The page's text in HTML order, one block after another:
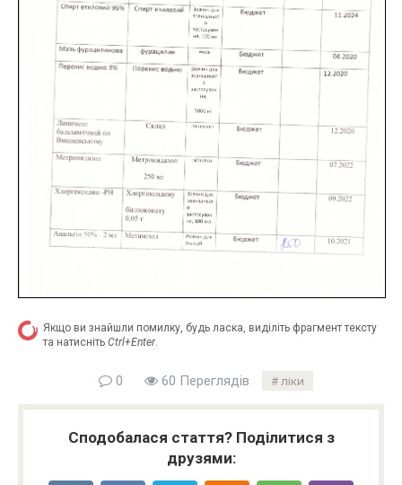
Якщо ви знайшли помилку, будь ласка, виділіть фрагмент тексту
та натисніть Ctrl+Enter.
0 60 Переглядів ліки
Сподобалася стаття? Поділитися з
друзями: